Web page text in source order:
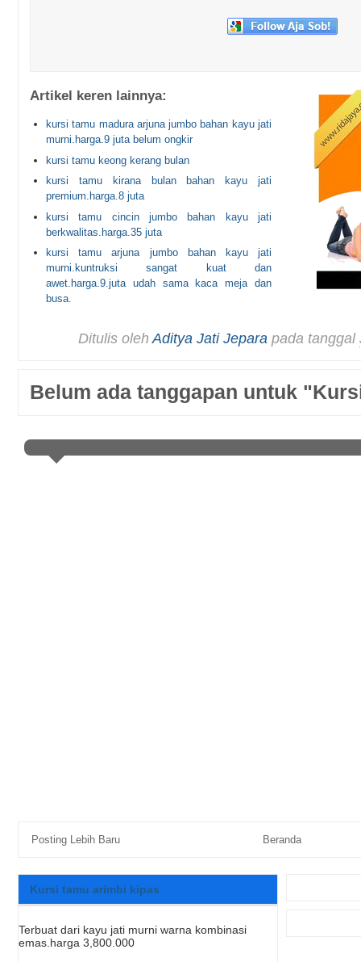
Artikel keren lainnya:
kursi tamu madura arjuna jumbo bahan kayu jati
murni.harga.9 juta belum ongkir
kursi tamu keong kerang bulan
kursi tamu kirana bulan bahan kayu jati
premium.harga.8 juta
kursi tamu cincin jumbo bahan kayu jati
berkwalitas.harga.35 juta
kursi tamu arjuna jumbo bahan kayu jati
murni.kuntruksi sangat kuat dan
awet.harga.9.juta udah sama kaca meja dan
busa.
Ditulis olehAditya Jati Jepara pada tanggal
Belum ada tanggapan untuk
Posting Lebih Baru Beranda
Kursi tamu arimbi kipas
Terbuat dari kayu jati murni warna kombinasi
emas.harga 3,800.000